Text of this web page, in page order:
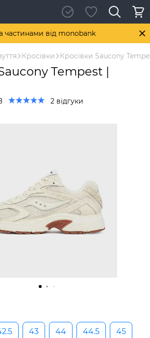
частинами від monobank
Кросівки Кросівки Saucony
Tempest |
2 відгуки
43 44 44.5 45